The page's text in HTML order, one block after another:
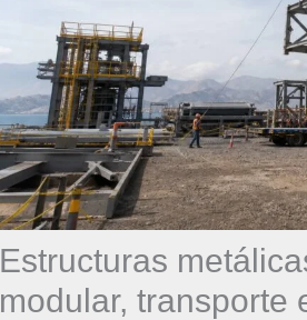
Estructuras
modular, transporte